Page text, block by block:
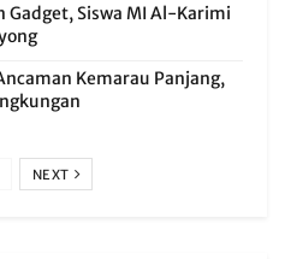
Siswa MI Al-Karimi
Kemarau Panjang,
NEXT